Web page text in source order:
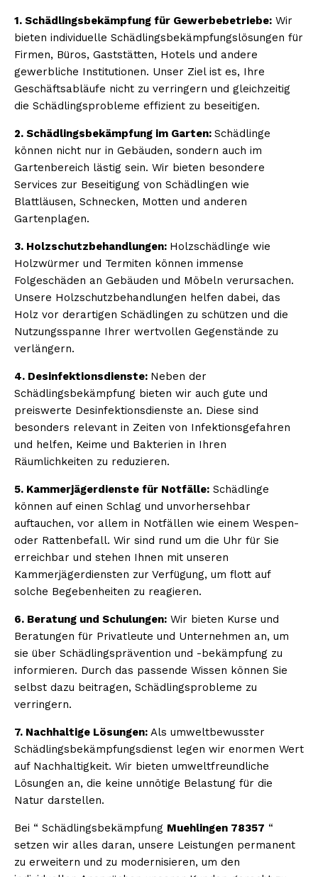
1. Schädlingsbekämpfung für Gewerbebetriebe: Wir
bieten individuelle Schädlingsbekämpfungslösungen für
Firmen, Büros, Gaststätten, Hotels und andere
gewerbliche Institutionen. Unser Ziel ist es, Ihre
Geschäftsabläufe nicht zu verringern und gleichzeitig
die Schädlingsprobleme effizient zu beseitigen.
2. Schädlingsbekämpfung im Garten: Schädlinge
können nicht nur in Gebäuden, sondern auch im
Gartenbereich lästig sein. Wir bieten besondere
Services zur Beseitigung von Schädlingen wie
Blattläusen, Schnecken, Motten und anderen
Gartenplagen.
3. Holzschutzbehandlungen: Holzschädlinge wie
Holzwürmer und Termiten können immense
Folgeschäden an Gebäuden und Möbeln verursachen.
Unsere Holzschutzbehandlungen helfen dabei, das
Holz vor derartigen Schädlingen zu schützen und die
Nutzungsspanne Ihrer wertvollen Gegenstände zu
verlängern.
4. Desinfektionsdienste: Neben der
Schädlingsbekämpfung bieten wir auch gute und
preiswerte Desinfektionsdienste an. Diese sind
besonders relevant in Zeiten von Infektionsgefahren
und helfen, Keime und Bakterien in Ihren
Räumlichkeiten zu reduzieren.
5. Kammerjägerdienste für Notfälle: Schädlinge
können auf einen Schlag und unvorhersehbar
auftauchen, vor allem in Notfällen wie einem Wespen-
oder Rattenbefall. Wir sind rund um die Uhr für Sie
erreichbar und stehen Ihnen mit unseren
Kammerjägerdiensten zur Verfügung, um flott auf
solche Begebenheiten zu reagieren.
6. Beratung und Schulungen: Wir bieten Kurse und
Beratungen für Privatleute und Unternehmen an, um
sie über Schädlingsprävention und -bekämpfung zu
informieren. Durch das passende Wissen können Sie
selbst dazu beitragen, Schädlingsprobleme zu
verringern.
7. Nachhaltige Lösungen: Als umweltbewusster
Schädlingsbekämpfungsdienst legen wir enormen Wert
auf Nachhaltigkeit. Wir bieten umweltfreundliche
Lösungen an, die keine unnötige Belastung für die
Natur darstellen.
Bei “ Schädlingsbekämpfung Muehlingen 78357 “
setzen wir alles daran, unsere Leistungen permanent
zu erweitern und zu modernisieren, um den